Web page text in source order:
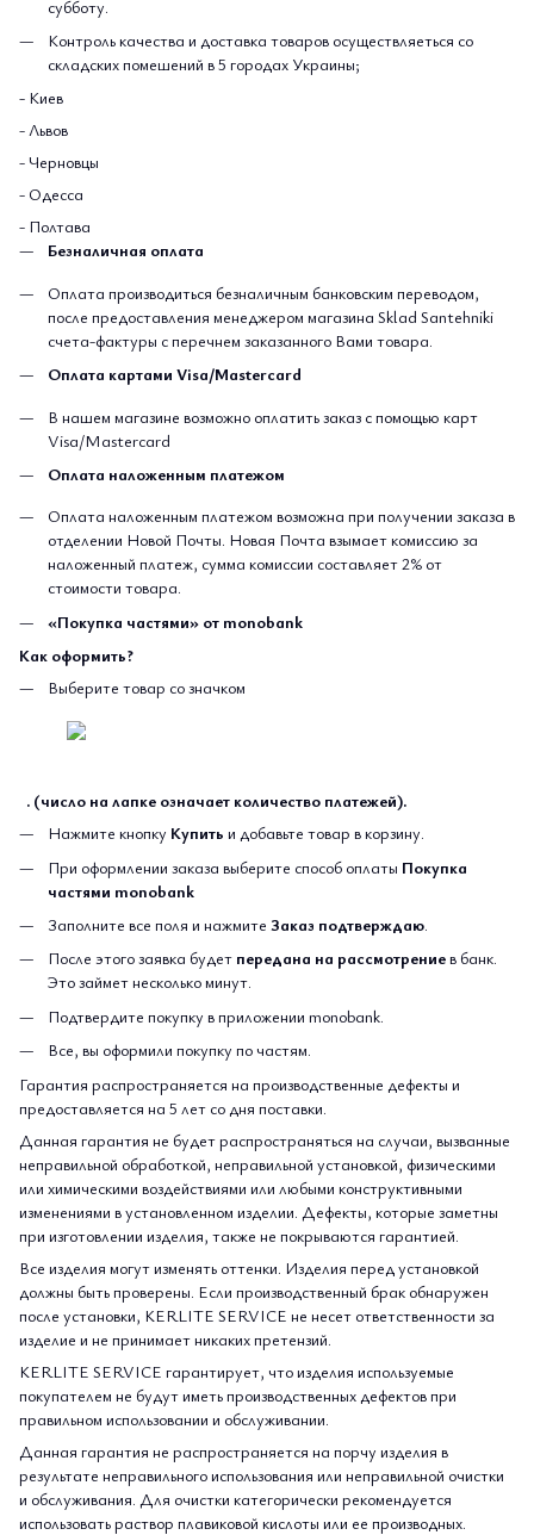
субботу.
Контроль качества и доставка товаров осуществляеться со
складских помешений в 5 городах Украины;
- Киев
- Львов
- Черновцы
- Одесса
- Полтава
Безналичная оплата
Оплата производиться безналичным банковским переводом,
после предоставления менеджером магазина Sklad Santehniki
счета-фактуры с перечнем заказанного Вами товара.
Оплата картами Visa/Mastercard
В нашем магазине возможно оплатить заказ с помощью карт
Visa/Mastercard
Оплата наложенным платежом
Оплата наложенным платежом возможна при получении заказа в
отделении Новой Почты. Новая Почта взымает комиссию за
наложенный платеж, сумма комиссии составляет 2% от
стоимости товара.
«Покупка частями» от monobank
Как оформить?
Выберите товар со значком
. (число на лапке означает количество платежей).
Нажмите кнопку Купить и добавьте товар в корзину.
При оформлении заказа выберите способ оплаты Покупка
частями monobank
Заполните все поля и нажмите Заказ подтверждаю.
После этого заявка будет передана на рассмотрениев банк.
Это займет несколько минут.
Подтвердите покупку в приложении monobank.
Все, вы оформили покупку по частям.
Гарантия распространяется на производственные дефекты и
предоставляется на 5 лет со дня поставки.
Данная гарантия не будет распространяться на случаи, вызванные
неправильной обработкой, неправильной установкой, физическими
или химическими воздействиями или любыми конструктивными
изменениями в установленном изделии. Дефекты, которые заметны
при изготовлении изделия, также не покрываются гарантией.
Все изделия могут изменять оттенки. Изделия перед установкой
должны быть проверены. Если производственный брак обнаружен
после установки, KERLITE SERVICE не несет ответственности за
изделие и не принимает никаких претензий.
KERLITE SERVICE гарантирует, что изделия используемые
покупателем не будут иметь производственных дефектов при
правильном использовании и обслуживании.
Данная гарантия не распространяется на порчу изделия в
результате неправильного использования или неправильной очистки
и обслуживания. Для очистки категорически рекомендуется
использовать раствор плавиковой кислоты или ее производных.